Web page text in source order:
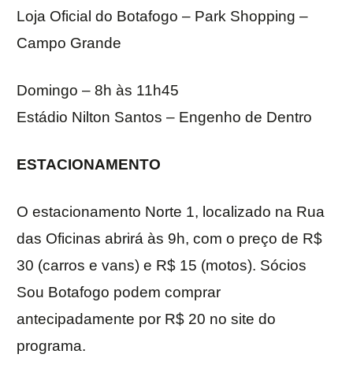
Loja Oficial do Botafogo – Park Shopping –
Campo Grande
Domingo – 8h às 11h45
Estádio Nilton Santos – Engenho de Dentro
ESTACIONAMENTO
O estacionamento Norte 1, localizado na Rua
das Oficinas abrirá às 9h, com o preço de R$
30 (carros e vans) e R$ 15 (motos). Sócios
Sou Botafogo podem comprar
antecipadamente por R$ 20 no site do
programa.